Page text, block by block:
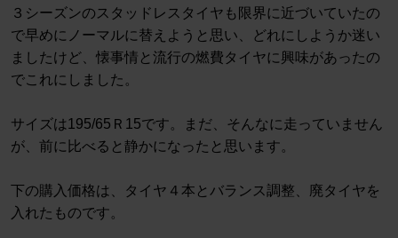
３シーズンのスタッドレスタイヤも限界に近づいていたの
で早めにノーマルに替えようと思い、どれにしようか迷い
ましたけど、懐事情と流行の燃費タイヤに興味があったの
でこれにしました。
サイズは195/65Ｒ15です。まだ、そんなに走っていません
が、前に比べると静かになったと思います。
下の購入価格は、タイヤ４本とバランス調整、廃タイヤを
入れたものです。